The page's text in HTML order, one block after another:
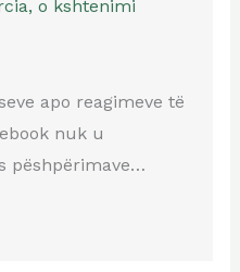
o kshtenimi
apo reagimeve të
nuk u
pëshpërimave…